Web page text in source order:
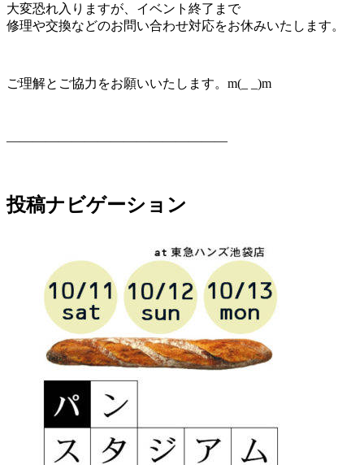
大変恐れ入りますが、イベント終了まで
修理や交換などのお問い合わせ対応をお休みいたします。
ご理解とご協力をお願いいたします。m(_ _)m
—————————————————
投稿ナビゲーション